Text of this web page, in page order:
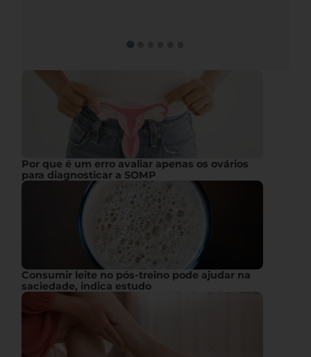
Por que é um erro avaliar apenas os ovários
para diagnosticar a SOMP
Consumir leite no pós-treino pode ajudar na
saciedade, indica estudo